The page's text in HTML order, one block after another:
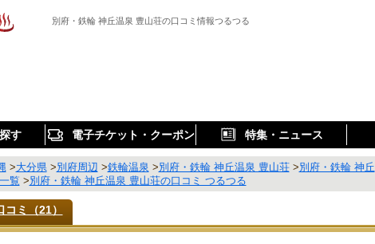
別府・鉄輪 神丘温泉 豊山荘の口コミ情報つるつる
す 電子チケット・クーポン 特集・ニュース
>大分県>別府周辺 >鉄輪温泉 >別府・鉄輪 神丘温泉 豊山荘>別府・鉄輪 神丘
覧 >別府・鉄輪 神丘温泉 豊山荘の口コミ つるつる
コミ（21）